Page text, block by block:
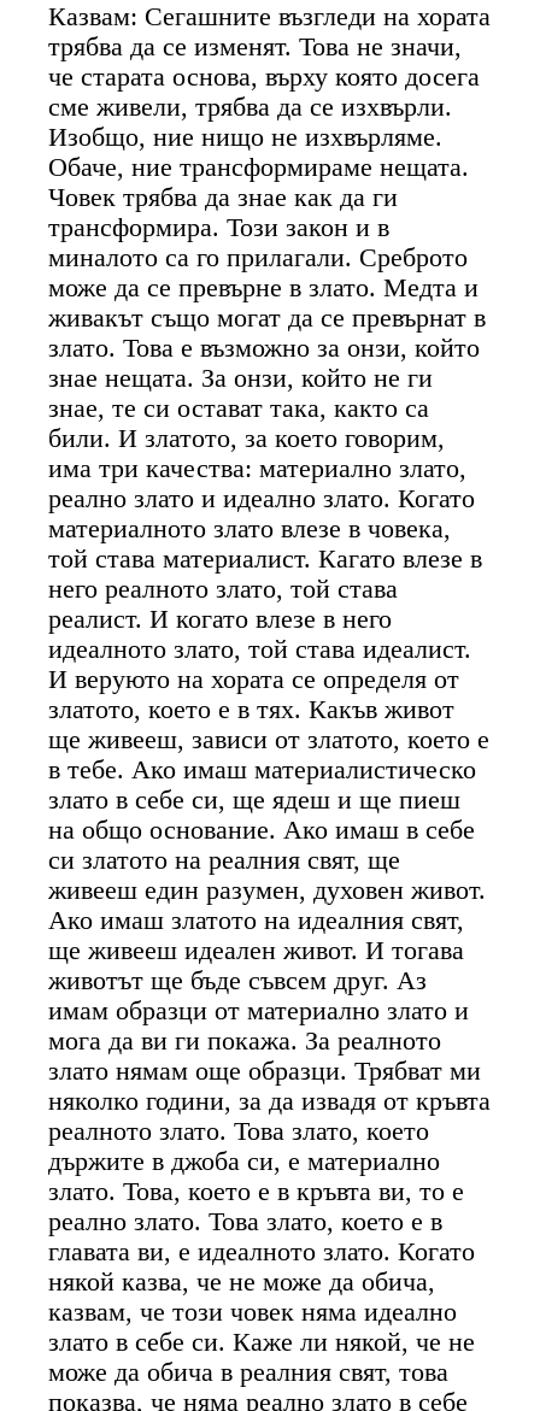
Казвам: Сегашните възгледи на хората
трябва да се изменят. Това не значи,
че старата основа, върху която досега
сме живели, трябва да се изхвърли.
Изобщо, ние нищо не изхвърляме.
Обаче, ние трансформираме нещата.
Човек трябва да знае как да ги
трансформира. Този закон и в
миналото са го прилагали. Среброто
може да се превърне в злато. Медта и
живакът също могат да се превърнат в
злато. Това е възможно за онзи, който
знае нещата. За онзи, който не ги
знае, те си остават така, както са
били. И златото, за което говорим,
има три качества: материално злато,
реално злато и идеално злато. Когато
материалното злато влезе в човека,
той става материалист. Кагато влезе в
него реалното злато, той става
реалист. И когато влезе в него
идеалното злато, той става идеалист.
И веруюто на хората се определя от
златото, което е в тях. Какъв живот
ще живееш, зависи от златото, което е
в тебе. Ако имаш материалистическо
злато в себе си, ще ядеш и ще пиеш
на общо основание. Ако имаш в себе
си златото на реалния свят, ще
живееш един разумен, духовен живот.
Ако имаш златото на идеалния свят,
ще живееш идеален живот. И тогава
животът ще бъде съвсем друг. Аз
имам образци от материално злато и
мога да ви ги покажа. За реалното
злато нямам още образци. Трябват ми
няколко години, за да извадя от кръвта
реалното злато. Това злато, което
държите в джоба си, е материално
злато. Това, което е в кръвта ви, то е
реално злато. Това злато, което е в
главата ви, е идеалното злато. Когато
някой казва, че не може да обича,
казвам, че този човек няма идеално
злато в себе си. Каже ли някой, че не
може да обича в реалния свят, това
показва, че няма реално злато в себе